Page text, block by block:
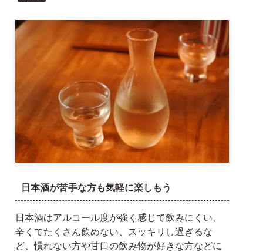
日本酒が苦手な方も気軽に楽しもう
日本酒はアルコール度が強く感じて飲みにくい、
辛くてたくさん飲めない、スッキリし過ぎるな
ど、慣れない方や甘口の飲み物が好きな方などに